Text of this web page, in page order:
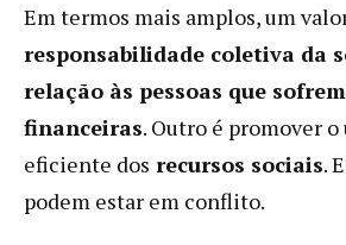
Em termos mais amplos, um
responsabilidade coletiva da
relação às pessoas que
financeiras. Outro é promover o
eficiente dos recursos sociais.
podem estar em conflito.